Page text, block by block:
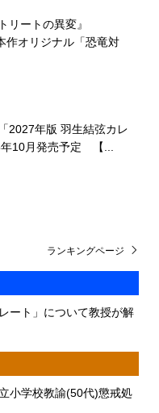
リートの異変』
オリジナル「恐竜対
2027年版 羽生結弦カレ
10月発売予定 【...
ート」について教授が解
小学校教諭(50代)懲戒処
ランキングページ